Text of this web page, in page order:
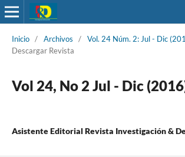
Inicio / Archivos / Vol. 24 Núm. 2: Jul - Dic
Descargar Revista
Vol 24, No 2 Jul - Dic
Asistente Editorial Revista Investigación &